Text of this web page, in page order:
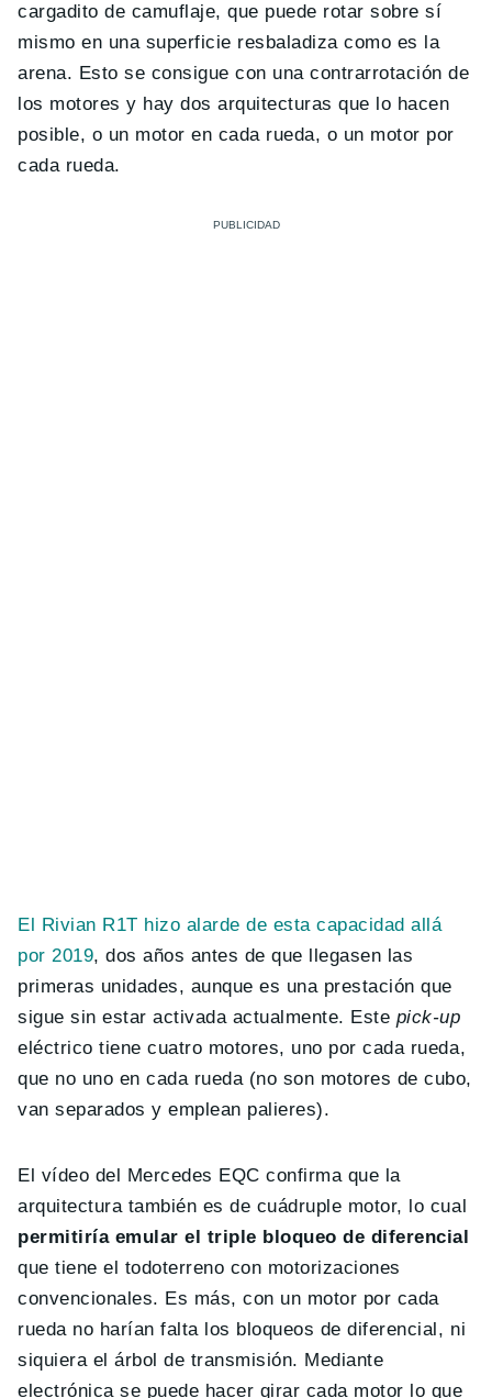
cargadito de camuflaje, que puede rotar sobre sí
mismo en una superficie resbaladiza como es la
arena. Esto se consigue con una contrarrotación de
los motores y hay dos arquitecturas que lo hacen
posible, o un motor en cada rueda, o un motor por
cada rueda.
El Rivian R1T hizo alarde de esta capacidad allá
por 2019, dos años antes de que llegasen las
primeras unidades, aunque es una prestación que
sigue sin estar activada actualmente. Este pick-up
eléctrico tiene cuatro motores, uno por cada rueda,
que no uno en cada rueda (no son motores de cubo,
van separados y emplean palieres).
El vídeo del Mercedes EQC confirma que la
arquitectura también es de cuádruple motor, lo cual
permitiría emular el triple bloqueo de diferencial
que tiene el todoterreno con motorizaciones
convencionales. Es más, con un motor por cada
rueda no harían falta los bloqueos de diferencial, ni
siquiera el árbol de transmisión. Mediante
electrónica se puede hacer girar cada motor lo que